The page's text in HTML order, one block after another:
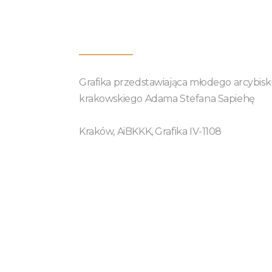
Grafika przedstawiająca młodego
krakowskiego Adama Stefana Sapiehę
Kraków, AiBKKK, Grafika IV-1108